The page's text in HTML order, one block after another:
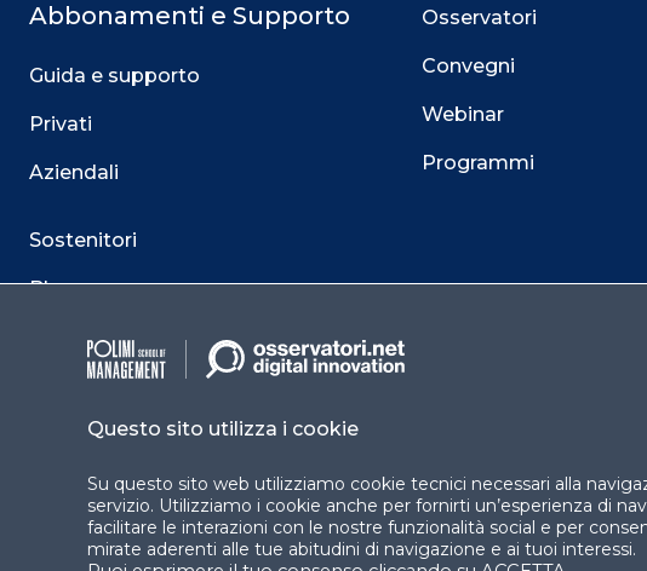
Abbonamenti e Supporto
Guida e supporto
Privati
Aziendali
Sostenitori
Blog
Contatti
Osservatori
Convegni
Webinar
Programmi
Questo sito utilizza i cookie
Su questo sito web utilizziamo cookie tecnici necessari alla
servizio. Utilizziamo i cookie anche per fornirti un’esperienza di
facilitare le interazioni con le nostre funzionalità social e per
mirate aderenti alle tue abitudini di navigazione e ai tuoi interessi.